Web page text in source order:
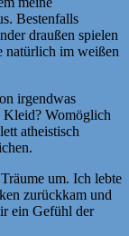
Bestenfalls
draußen spielen
natürlich im weißen
irgendwas
Kleid? Womöglich
atheistisch
um. Ich lebte
zurückkam und
ein Gefühl der